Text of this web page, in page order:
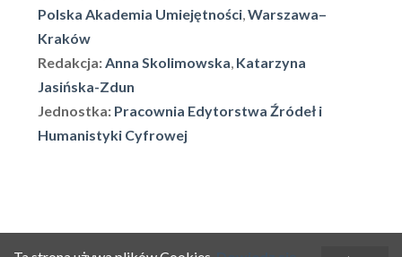
Polska Akademia Umiejętności,Warszawa–
Kraków
Redakcja:Anna Skolimowska, Katarzyna
Jasińska-Zdun
Jednostka: Pracownia Edytorstwa Źródeł i
Humanistyki Cyfrowej